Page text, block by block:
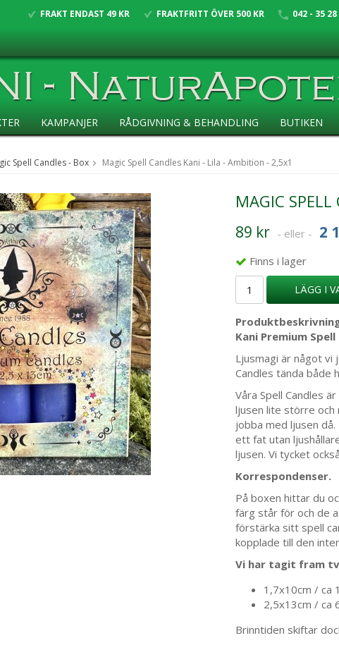
FRAKT ENDAST 49 KR FRAKTFRITT ÖVER 500 KR 042 - 35 28
KAMPANJER RÅDGIVNING & BEHANDLING BUTIKEN
Spell Candles - Box Magic Spell Candles Kani - Lila - Ambition - 2,5x1
MAGIC
89 kr - eller - 2
Finns i lager
LÄGG I
Kani Premium
Ljusmagi är något vi
Candles tända både
Våra Spell Candles
ljusen lite större
jobba med ljusen
ett fat utan
ljusen. Vi tycket
Korrespondenser.
På boxen hittar du
färg står för och de
förstärka sitt spell
kopplade till den
Vi har tagit fram
1,7x10cm / ca
2,5x13cm / ca
Brinntiden skiftar